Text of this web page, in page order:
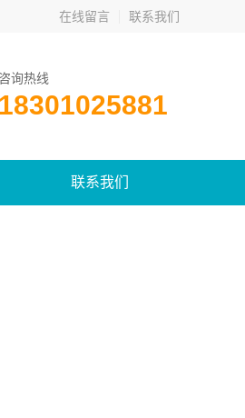
在线留言 联系我们
咨询热线
18301025881
联系我们